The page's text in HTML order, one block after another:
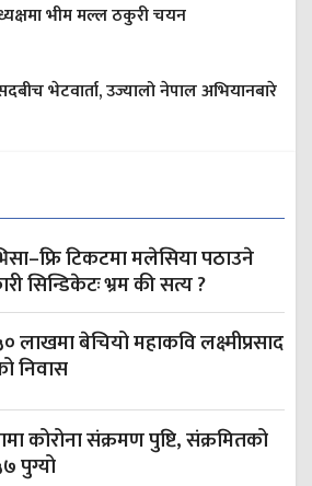
भीम मल्ल ठकुरी चयन
भेटवार्ता, उज्यालो नेपाल अभियानबारे
टिकटमा मलेसिया पठाउने
सिन्डिकेटः भ्रम की सत्य ?
लाखमा बेचियो महाकवि लक्ष्मीप्रसाद
निवास
कोरोना संक्रमण पुष्टि, संक्रमितको
पुग्यो